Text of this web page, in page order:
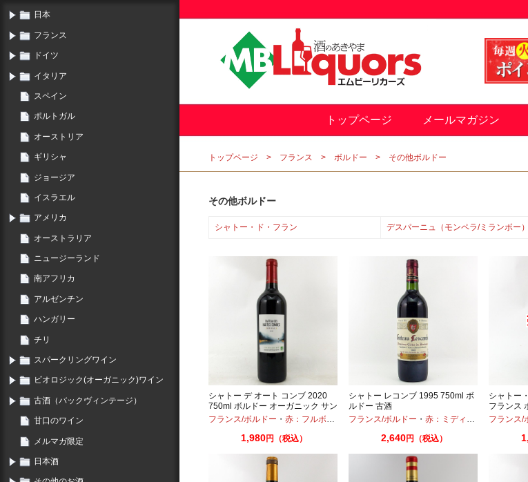
日本
フランス
ドイツ
イタリア
スペイン
ポルトガル
オーストリア
ギリシャ
ジョージア
イスラエル
アメリカ
オーストラリア
ニュージーランド
南アフリカ
アルゼンチン
ハンガリー
チリ
スパークリングワイン
ビオロジック(オーガニック)ワイン
古酒（バックヴィンテージ）
甘口のワイン
メルマガ限定
日本酒
トップページ メールマガジン
トップページ フランス ボルドー その他ボルドー
その他ボルドー
シャトー・ド・フラン デスパーニュ（モンペラ/ミランボー）
シャトー デ オート コンブ 2020
750ml ボルドー オーガニック サン
スフル 酸化防止剤無添加
フランス/ボルドー ・ 赤：フルボディ ・カベルネ・カベルネフラン・メルロー
1,980円（税込）
シャトー レコンブ 1995 750ml ボ
ルドー 古酒
フランス/ボルドー ・ 赤：ミディアムボディ ・カ
2,640円（税込）
シャトー
フランス
フランス/